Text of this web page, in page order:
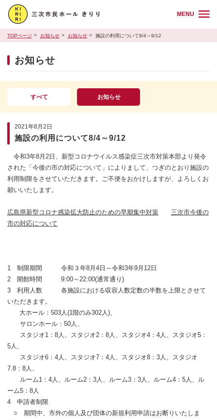
MENU
TOPページ お知らせ お知らせ 施設の利用について8/4～9/12
お知らせ
すべて お知らせ
2021年8月2日
施設の利用について8/4～9/12
令和3年8月2日、新型コロナウイルス感染症三次市対策本部より発令
された「今後の市の対応について」によりまして、つぎのとおり施設の
利用制限をさせていただきます。ご不便をおかけしますが、よろしくお
願いいたします。
広島県新型コロナ感染拡大防止のための早期集中対策
三次市今後の
市の対応について
1 制限期間 令和３年8月4日～令和3年9月12日
2 開館時間 9:00～22:00(通常通り)
3 利用人数 各施設における収容人数定数の半数を上限とさせて
いただきます。
大ホール：503人(1階のみ302人)、
サロンホール：50人、
スタジオ1：8人、スタジオ2：8人、スタジオ4：4人、スタジオ5：
5人、
スタジオ6：4人、スタジオ7：4人、スタジオ8：3人、スタジオ
7.8：8人、
ルーム1：4人、ルーム2：3人、ルーム3：3人、ルーム4：5人、ル
ーム5：8人
4 申請者制限
○ 期間中、市外の個人及び団体の新規利用申請はお断りいたしま